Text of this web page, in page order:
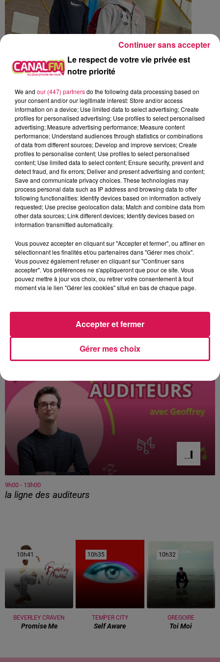
À L'ANTENNE
9h00 - 13h00
la ligne des auditeurs
10h41
10h41
BEVERLEY CRAVEN
Promise Me
10h35
10h35
TEMPER CITY
Self Aware
10h32
10h32
GREGOIRE
Toi Moi
Le respect de votre vie privée est
notre priorité
We and our (447) partnersdo the following data processing based on
your consent and/or our legitimate interest: Store and/or access
information on a device; Use limited data to select advertising; Create
profiles for personalised advertising; Use profiles to select personalised
advertising; Measure advertising performance; Measure content
performance; Understand audiences through statistics or combinations
of data from different sources; Develop and improve services; Create
profiles to personalise content; Use profiles to select personalised
content; Use limited data to select content; Ensure security, prevent and
detect fraud, and fix errors; Deliver and present advertising and content;
Save and communicate privacy choices. These technologies may
process personal data such as IP address and browsing data to offer
following functionalities: Identify devices based on information actively
requested; Use precise geolocation data; Match and combine data from
other data sources; Link different devices; Identify devices based on
information transmitted automatically.
Vous pouvez accepter en cliquant sur "Accepter et fermer", ou affiner en
sélectionnant les finalités et/ou partenaires dans "Gérer mes choix".
Vous pouvez également refuser en cliquant sur "Continuer sans
accepter". Vos préférences ne s'appliqueront que pour ce site. Vous
pouvez mettre à jour vos choix, ou retirer votre consentement à tout
moment via le lien "Gérer les cookies" situé en bas de chaque page.
Gérer mes choix
Accepter et fermer
Continuer sans accepter